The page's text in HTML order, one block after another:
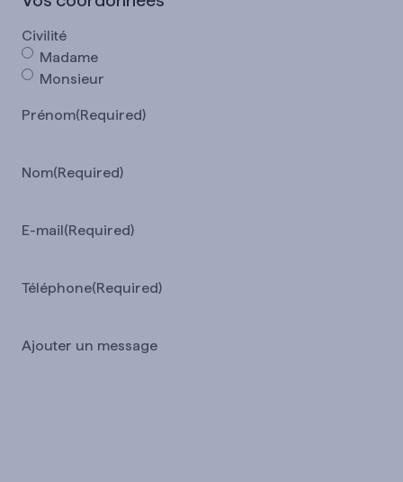
Civilité
Madame
Monsieur
Prénom(Required)
Nom(Required)
E-mail(Required)
Téléphone(Required)
Ajouter un message